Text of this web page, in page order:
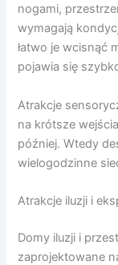
nogami,
wymagają
łatwo je wcisnąć
pojawia się
Atrakcje
na krótsze
później. Wtedy
wielogodzinne
Atrakcje iluzji i
Domy iluzji i
zaprojektowane